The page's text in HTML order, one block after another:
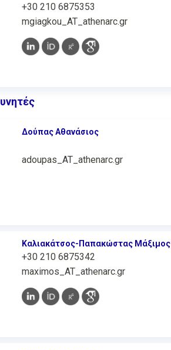
+30 210 6875353
mgiagkou_AT_athenarc.gr
Δούπας Αθανάσιος
adoupas_AT_athenarc.gr
Καλιακάτσος-Παπακώστας Μάξιμος
+30 210 6875342
maximos_AT_athenarc.gr